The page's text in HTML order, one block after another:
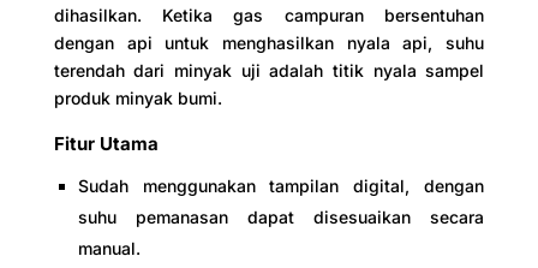
Konsumsi daya
＜550W
Sumber daya
AC220V±10%
dihasilkan. Ketika gas campuran bersentuhan
dengan api untuk menghasilkan nyala api, suhu
terendah dari minyak uji adalah titik nyala sampel
produk minyak bumi.
Fitur Utama
Sudah menggunakan tampilan digital, dengan
suhu pemanasan dapat disesuaikan secara
manual.